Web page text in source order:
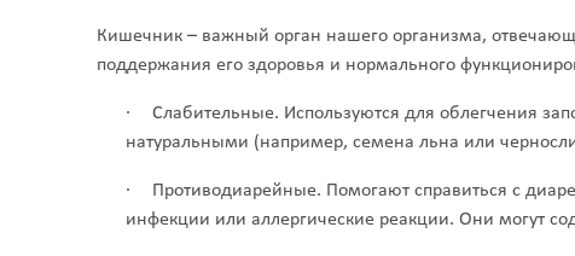
Кишечник – важный орган нашего организма,
поддержания его здоровья и нормального
·
Слабительные. Используются для облегчения
натуральными (например, семена льна или
·
Противодиарейные. Помогают справиться с
инфекции или аллергические реакции. Они могут